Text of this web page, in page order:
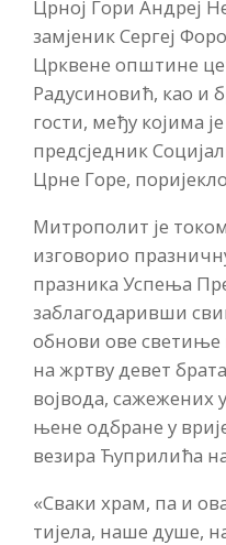
Црној Гори Андреј
замјеник Сергеј
Црквене општине
Радусиновић, као и
гости, међу којима
предсједник
Црне Горе,
Митрополит је
изговорио
празника Успења
заблагодаривши
обнови ове светиње
на жртву девет
војвода, сажежених
њене одбране у
везира Ћуприлића
«Сваки храм, па и
тијела, наше душе,